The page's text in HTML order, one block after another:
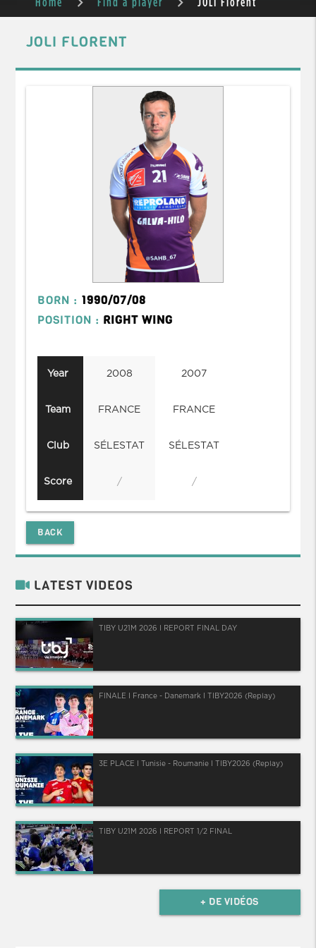
JOLI FLORENT
BORN : 1990/07/08
POSITION : RIGHT WING
Year
Team
Club
Score
2008
FRANCE
SÉLESTAT
/
2007
FRANCE
SÉLESTAT
/
BACK
LATEST VIDEOS
TIBY U21M 2026 I REPORT FINAL DAY
FINALE I France - Danemark I TIBY2026 (Replay)
3E PLACE I Tunisie - Roumanie I TIBY2026 (Replay)
TIBY U21M 2026 I REPORT 1/2 FINAL
+ DE VIDÉOS